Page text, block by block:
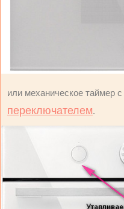
или механическое таймер с
переключателем.